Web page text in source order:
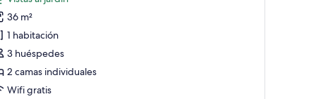
36 m²
1 habitación
3 huéspedes
2 camas individuales
Wifi gratis